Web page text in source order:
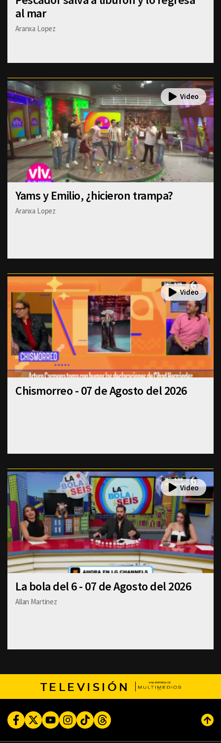
al mar
Aranxa Lopez
Yams y Emilio, ¿hicieron trampa?
Aranxa Lopez
Chismorreo - 07 de Agosto del 2026
La bola del 6 - 07 de Agosto del 2026
Allan Martinez
TELEVISIÓN
FacebookTwitterYoutubeInstagram
TikTokThreads